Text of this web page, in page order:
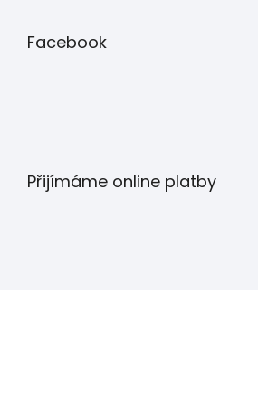
Facebook
Přijímáme online platby